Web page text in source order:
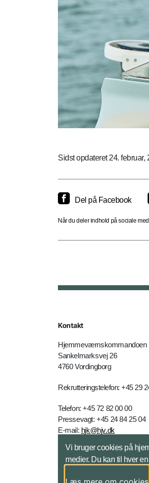
Sidst opdateret 24. februar,
Del på Facebook
Når du deler indhold på sociale
Kontakt
Hjemmeværnskommandoen
Sankelmarksvej 26
4760 Vordingborg
Rekrutteringstelefon: +45 29
Telefon: +45 72 82 00 00
Pressevagt: +45 24 84 25 04
E-mail: hjk@hjv.dk
Kontakt
Vi bruger cookies på
medier. Du kan til hver